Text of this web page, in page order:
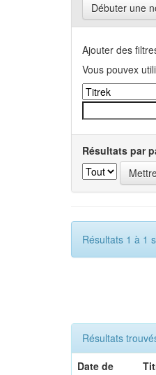
Débuter une
Ajouter des
Vous pouvex
Résultats par
Résultats 1 à 1
Résultats
Date de